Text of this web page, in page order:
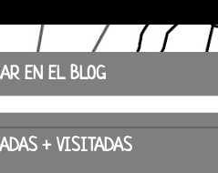
EN EL BLOG
+ VISITADAS